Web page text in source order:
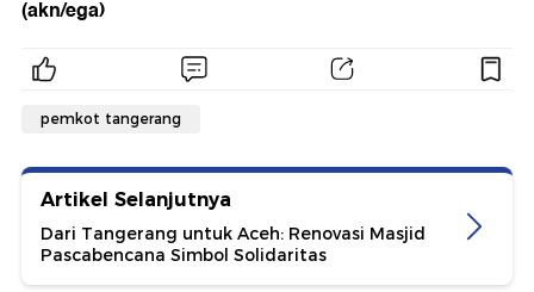
(akn/ega)
pemkot tangerang
Artikel Selanjutnya
Dari Tangerang untuk Aceh: Renovasi Masjid
Pascabencana Simbol Solidaritas